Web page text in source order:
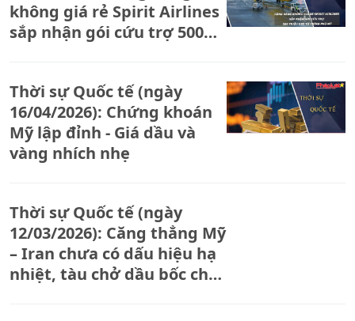
không giá rẻ Spirit Airlines
sắp nhận gói cứu trợ 500
Thời sự Quốc tế (ngày
16/04/2026): Chứng khoán
Mỹ lập đỉnh - Giá dầu và
vàng nhích nhẹ
Thời sự Quốc tế (ngày
12/03/2026): Căng thẳng Mỹ
– Iran chưa có dấu hiệu hạ
nhiệt, tàu chở dầu bốc cháy